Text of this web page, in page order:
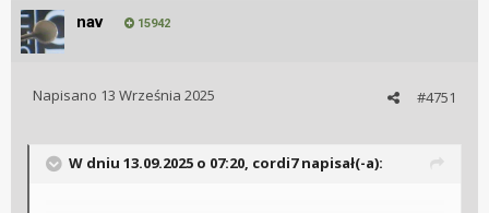
nav 15942
#4751
Napisano 13 Września 2025
W dniu 13.09.2025 o 07:20, cordi7napisał(-a):